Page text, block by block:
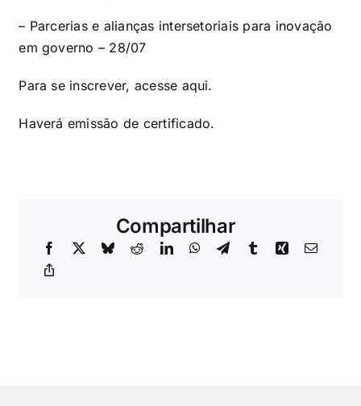
– Parcerias e alianças intersetoriais para inovação
em governo – 28/07
Para se inscrever, acesse aqui.
Haverá emissão de certificado.
Compartilhar